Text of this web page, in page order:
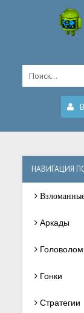
НАВИГАЦИЯ
Аркады
Гонки
Стратегии